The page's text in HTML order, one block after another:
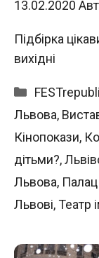
13.02.2020
Підбірка
вихідні
Категорії
Львова,
Кінопокази,
дітьми?,
Львова,
Львові,Театр